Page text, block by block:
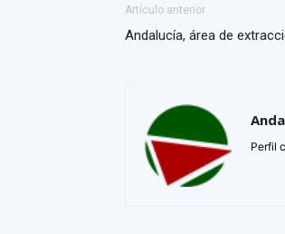
Artículo anterior
Andalucía, área de
Perfil